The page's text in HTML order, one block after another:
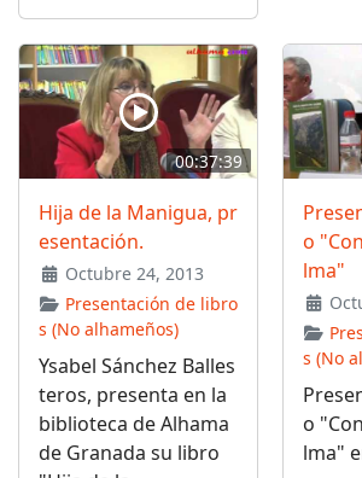
00:37:39
Hija de la Manigua, pr
esentación.
Octubre 24, 2013
Presentación de libro
s (No alhameños)
Ysabel Sánchez Balles
teros, presenta en la
biblioteca de Alhama
de Granada su libro
o
lma"
s (No
o
lma"